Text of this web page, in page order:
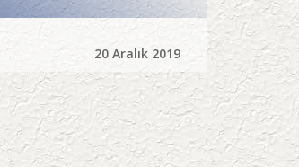
20 Aralık 2019